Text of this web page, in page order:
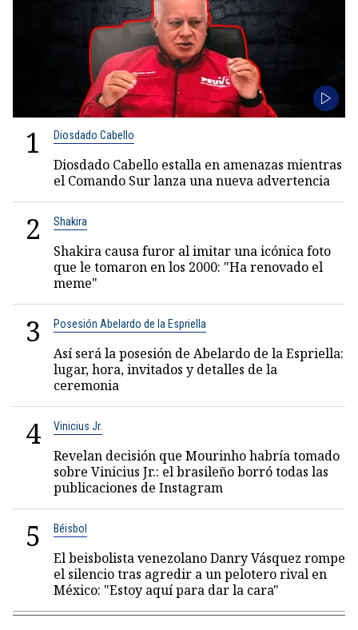
1 Diosdado Cabello
Diosdado Cabello estalla en amenazas mientras
el Comando Sur lanza una nueva advertencia
2 Shakira
Shakira causa furor al imitar una icónica foto
que le tomaron en los 2000: "Ha renovado el
meme"
3 Posesión Abelardo de la Espriella
Así será la posesión de Abelardo de la Espriella:
lugar, hora, invitados y detalles de la
ceremonia
4 Vinicius Jr.
Revelan decisión que Mourinho habría tomado
sobre Vinicius Jr.: el brasileño borró todas las
publicaciones de Instagram
5 Béisbol
El beisbolista venezolano Danry Vásquez rompe
el silencio tras agredir a un pelotero rival en
México: "Estoy aquí para dar la cara"